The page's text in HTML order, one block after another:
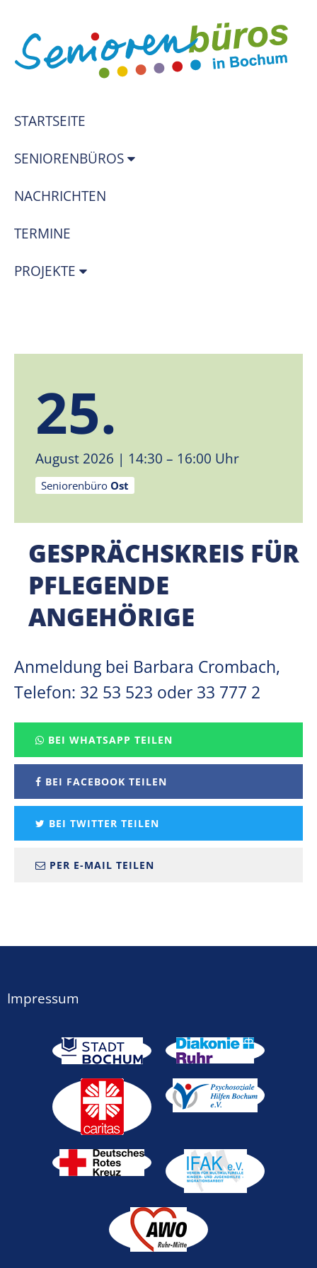
STARTSEITE
SENIORENBÜROS
NACHRICHTEN
TERMINE
PROJEKTE
25.
August 2026 | 14:30 – 16:00 Uhr
Seniorenbüro Ost
GESPRÄCHSKREIS FÜR
PFLEGENDE
ANGEHÖRIGE
Anmeldung bei Barbara Crombach,
Telefon: 32 53 523 oder 33 777 2
BEI WHATSAPP TEILEN
BEI FACEBOOK TEILEN
BEI TWITTER TEILEN
PER E-MAIL TEILEN
Impressum